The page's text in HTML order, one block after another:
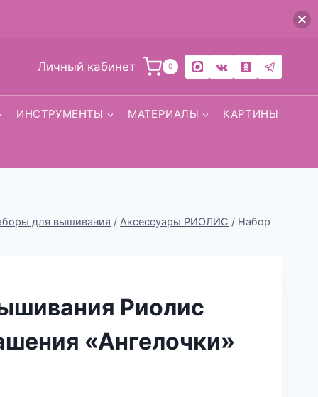
Личный кабинет 0
ИНСТРУМЕНТЫ МАТЕРИАЛЫ КАРТИНЫ
для вышивания / Аксессуары РИОЛИС / Набор
Риолис
«Ангелочки»